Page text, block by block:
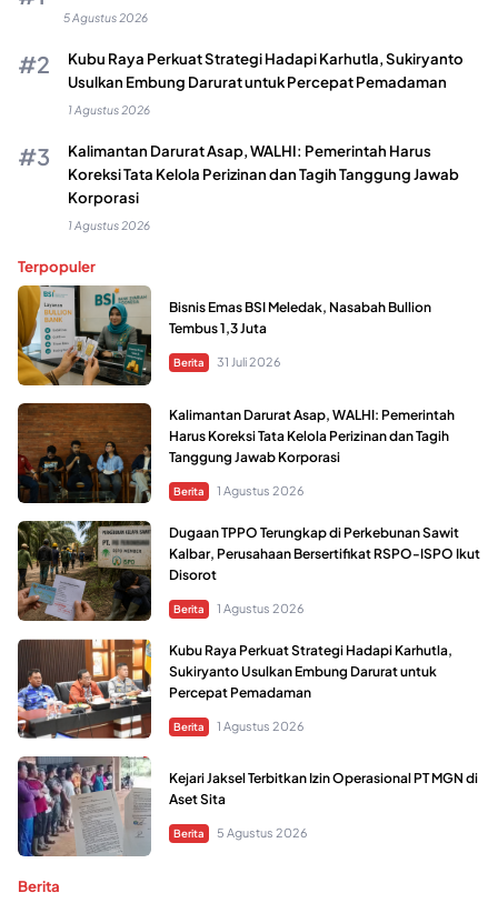
5 Agustus 2026
Kubu Raya Perkuat Strategi Hadapi Karhutla, Sukiryanto
Usulkan Embung Darurat untuk Percepat Pemadaman
1 Agustus 2026
Kalimantan Darurat Asap, WALHI: Pemerintah Harus
Koreksi Tata Kelola Perizinan dan Tagih Tanggung Jawab
Korporasi
1 Agustus 2026
Terpopuler
Bisnis Emas BSI Meledak, Nasabah Bullion
Tembus 1,3 Juta
Berita 31 Juli 2026
Kalimantan Darurat Asap, WALHI: Pemerintah
Harus Koreksi Tata Kelola Perizinan dan Tagih
Tanggung Jawab Korporasi
Berita 1 Agustus 2026
Dugaan TPPO Terungkap di Perkebunan Sawit
Kalbar, Perusahaan Bersertifikat RSPO-ISPO Ikut
Disorot
Berita 1 Agustus 2026
Kubu Raya Perkuat Strategi Hadapi Karhutla,
Sukiryanto Usulkan Embung Darurat untuk
Percepat Pemadaman
Berita 1 Agustus 2026
Kejari Jaksel Terbitkan Izin Operasional PT MGN di
Aset Sita
Berita 5 Agustus 2026
Berita